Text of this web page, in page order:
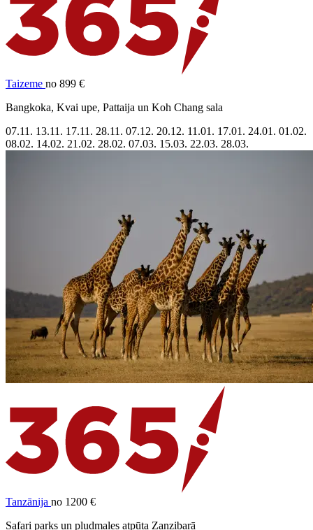
Taizeme no 899 €
Bangkoka, Kvai upe, Pattaija un Koh Chang sala
07.11. 13.11. 17.11. 28.11. 07.12. 20.12. 11.01. 17.01. 24.01. 01.02.
08.02. 14.02. 21.02. 28.02. 07.03. 15.03. 22.03. 28.03.
Tanzānija no 1200 €
Safari parks un pludmales atpūta Zanzibarā